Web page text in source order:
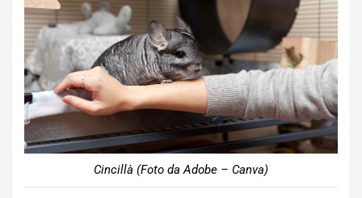
Cincillà (Foto da Adobe – Canva)